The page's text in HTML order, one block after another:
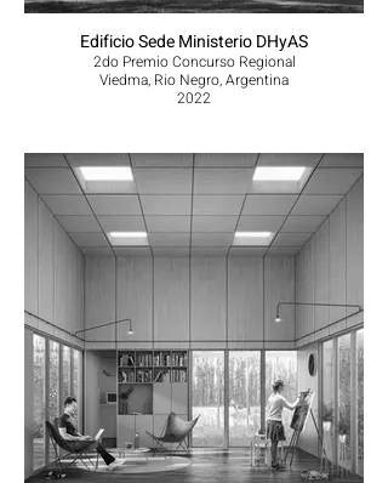
Edificio Sede Ministerio DHyAS
2do Premio Concurso Regional
Viedma, Rio Negro, Argentina
2022